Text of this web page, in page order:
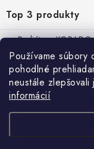
Používame súbory
pohodlné
neustále
informácií
eObchodné podmienky
Ochrana osobných
Prečo kúpiť radiátory
22.8.2025
9.4.2023
Návod ako vybrať
26.2.2023
Top 3 produkty
Radiátory KORADO